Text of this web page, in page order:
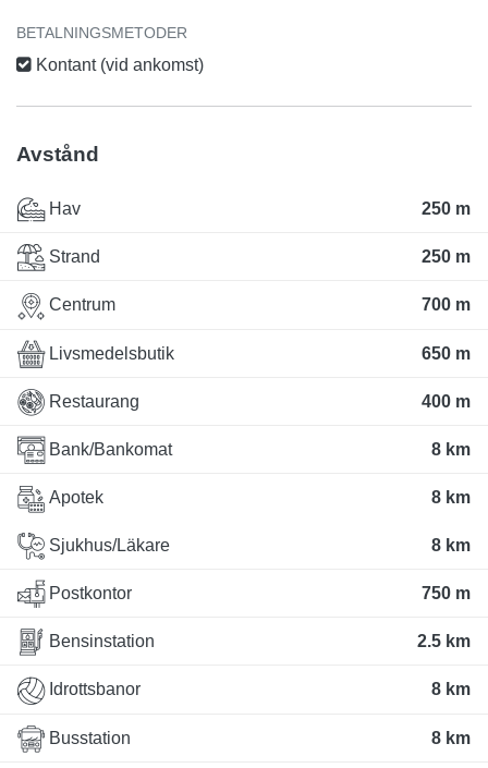
BETALNINGSMETODER
Kontant (vid ankomst)
Avstånd
Hav 250 m
Strand 250 m
Centrum 700 m
Livsmedelsbutik 650 m
Restaurang 400 m
Bank/Bankomat 8 km
Apotek 8 km
Sjukhus/Läkare 8 km
Postkontor 750 m
Bensinstation 2.5 km
Idrottsbanor 8 km
Busstation 8 km